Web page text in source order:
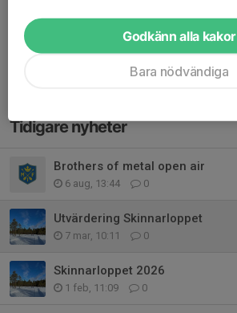
Kommentarer
Tidigare nyheter
Brothers of metal open air
6 aug, 13:44 0
Utvärdering Skinnarloppet
7 mar, 10:11 0
Skinnarloppet 2026
1 feb, 11:09 0
Godkänn alla kakor
Bara nödvändiga